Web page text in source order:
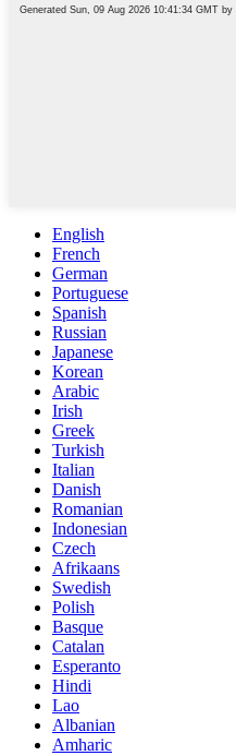
English
French
German
Portuguese
Spanish
Russian
Japanese
Korean
Arabic
Irish
Greek
Turkish
Italian
Danish
Romanian
Indonesian
Czech
Afrikaans
Swedish
Polish
Basque
Catalan
Esperanto
Hindi
Lao
Albanian
Amharic